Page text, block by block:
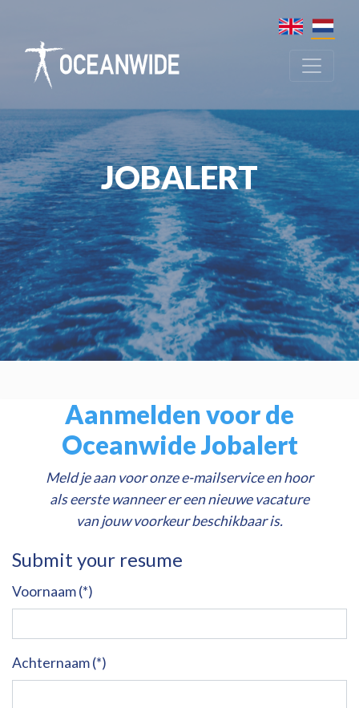
JOBALERT
Aanmelden voor de
Oceanwide Jobalert
Meld je aan voor onze e-mailservice en hoor
als eerste wanneer er een nieuwe vacature
van jouw voorkeur beschikbaar is.
Submit your resume
Voornaam (*)
Achternaam (*)